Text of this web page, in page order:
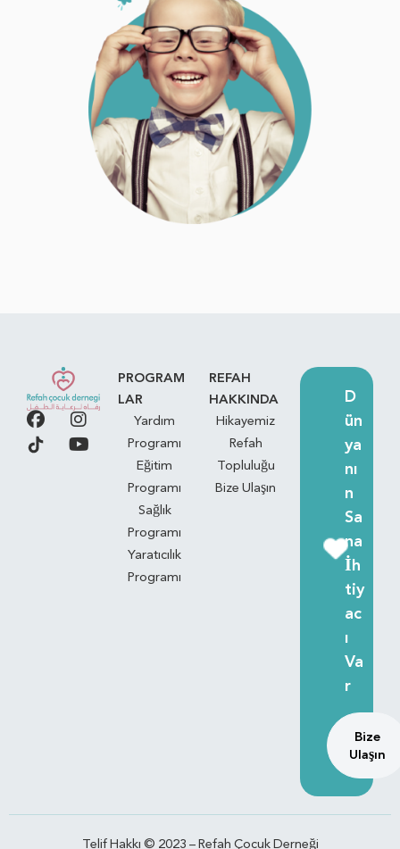
PROGRAM
LAR
Yardım
Programı
Eğitim
Programı
Sağlık
Programı
Yaratıcılık
Programı
REFAH
HAKKINDA
Hikayemiz
Refah
Topluluğu
Bize Ulaşın
D
ün
ya
nı
n
Sa
na
İh
tiy
ac
ı
Va
r
Bize
Ulaşın
Telif Hakkı © 2023 – Refah Çocuk Derneği